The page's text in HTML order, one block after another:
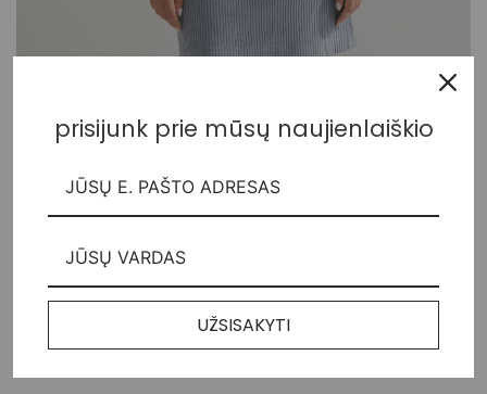
Palaidinė trumpomis rankovėmis ir petukais
55,00€
prisijunk prie mūsų naujienlaiškio
UŽSISAKYTI